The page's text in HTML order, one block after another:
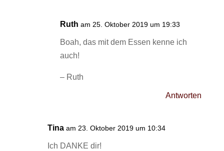
Ruth am 25. Oktober 2019 um 19:33
Boah, das mit dem Essen kenne ich
auch!
– Ruth
Antworten
Tina am 23. Oktober 2019 um 10:34
Ich DANKE dir!